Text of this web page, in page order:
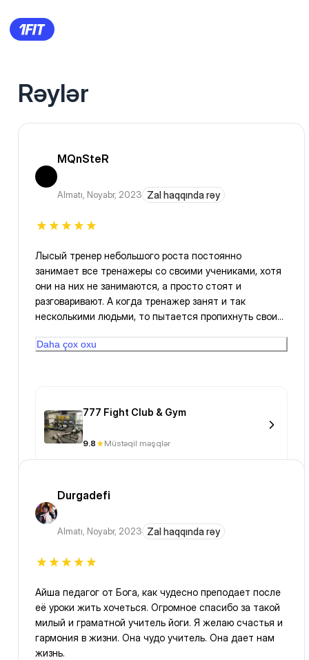
Rəylər
MQnSteR
Almatı, Noyabr, 2023 Zal haqqında rəy
Лысый тренер небольшого роста постоянно
занимает все тренажеры со своими учениками, хотя
они на них не занимаются, а просто стоят и
разговаривают. А когда тренажер занят и так
несколькими людьми, то пытается пропихнуть свои
позволяешь, то очень сильно грубит
Daha çox oxu
777 Fight Club & Gym
9.8 Müstəqil məşqlər
Durgadefi
Almatı, Noyabr, 2023 Zal haqqında rəy
Айша педагог от Бога, как чудесно преподает после
её уроки жить хочеться. Огромное спасибо за такой
милый и граматной учитель йоги. Я желаю счастья и
гармония в жизни. Она чудо учитель. Она дает нам
жизнь.